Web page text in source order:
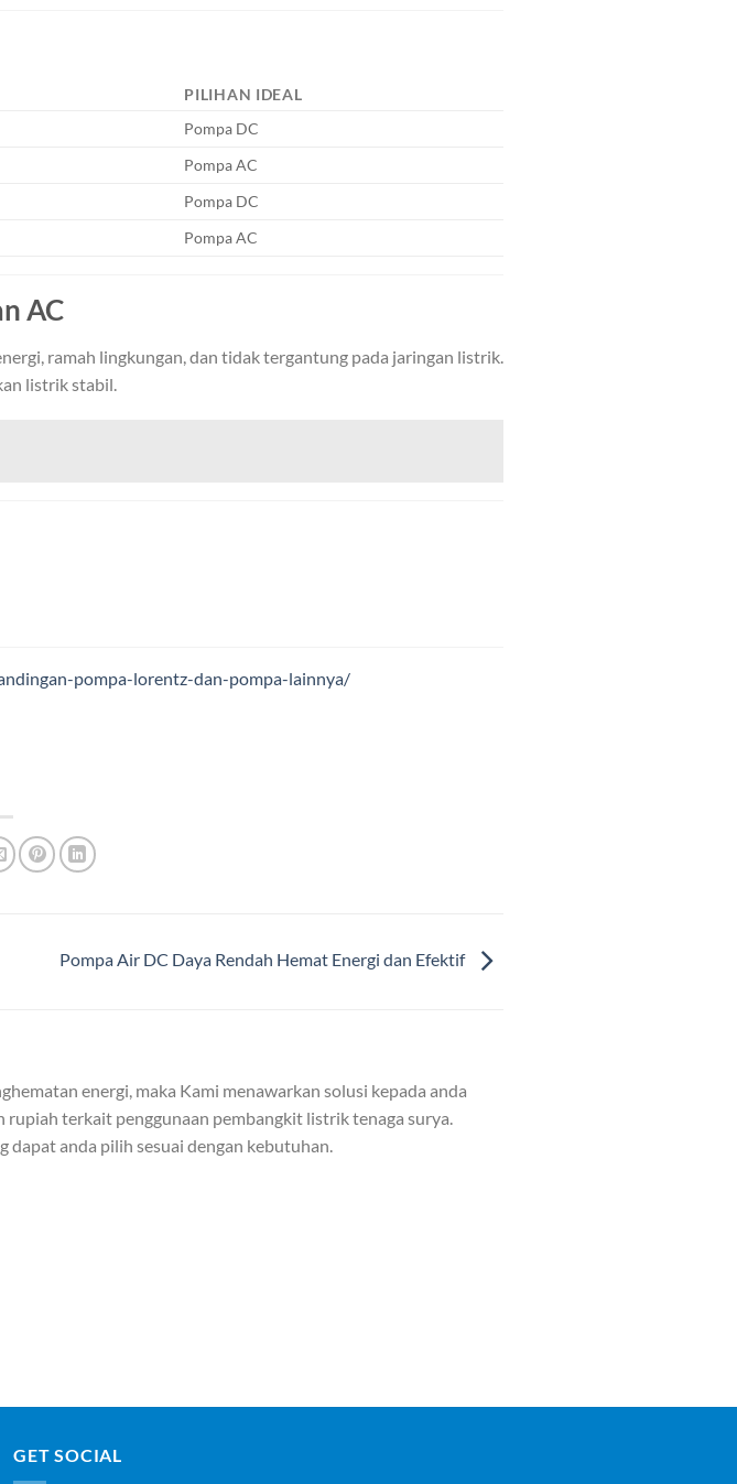
PILIHAN IDEAL
Pompa DC
Pompa AC
Pompa DC
Pompa AC
AC
ramah lingkungan, dan tidak tergantung pada jaringan listrik.
listrik stabil.
pompa-lorentz-dan-pompa-lainnya/
Pompa Air DC Daya Rendah Hemat Energi dan Efektif
energi, maka Kami menawarkan solusi kepada anda
terkait penggunaan pembangkit listrik tenaga surya.
dapat anda pilih sesuai dengan kebutuhan.
GET SOCIAL